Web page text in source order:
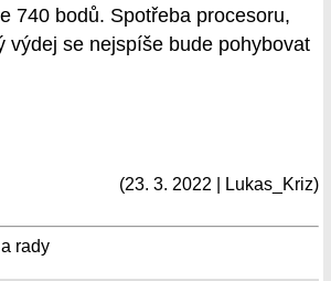
740 bodů. Spotřeba procesoru,
výdej se nejspíše bude pohybovat
(23. 3. 2022 | Lukas_Kriz)
rady